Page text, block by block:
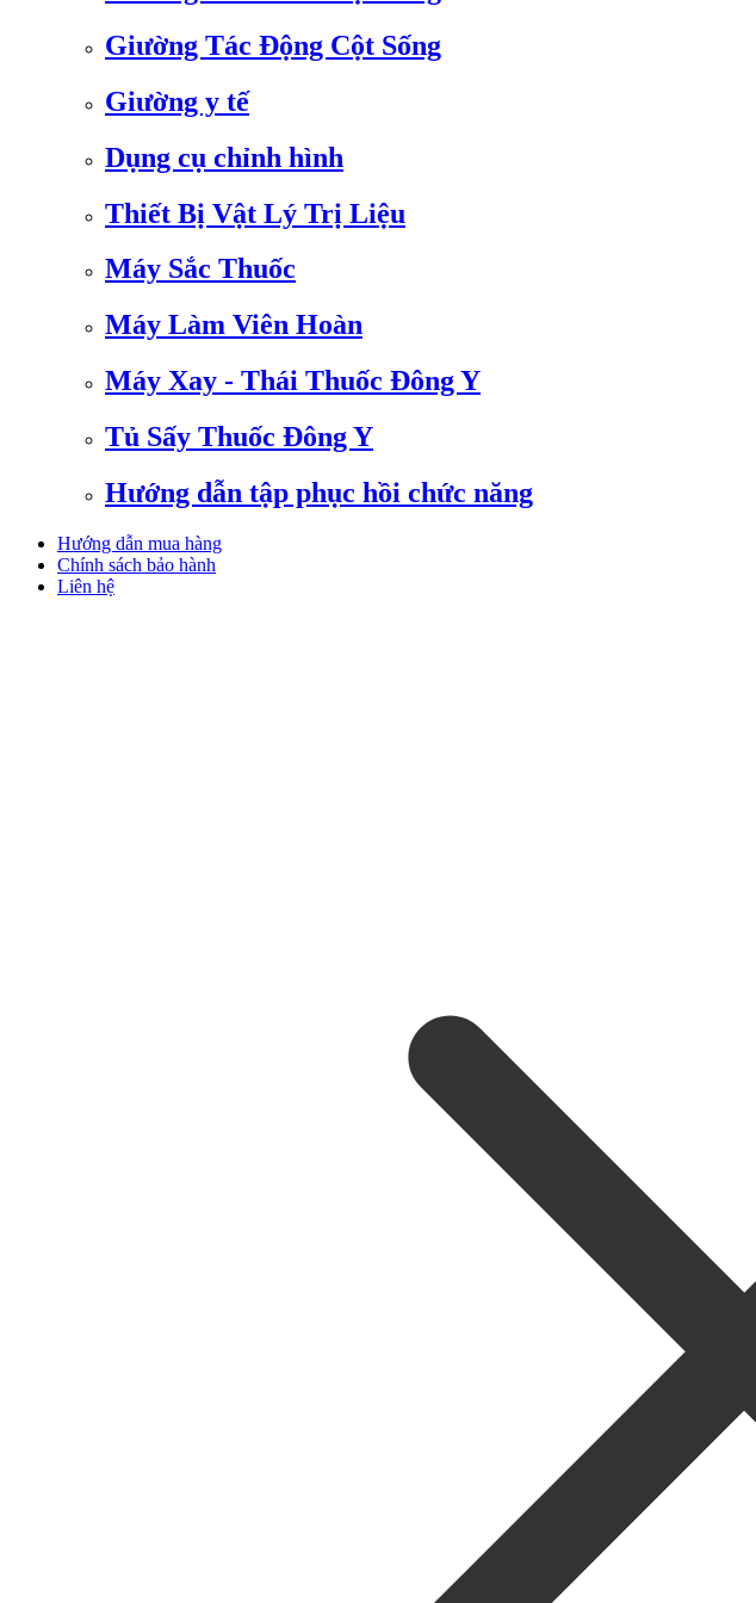
Giường Tác Động Cột Sống
Giường y tế
Dụng cụ chỉnh hình
Thiết Bị Vật Lý Trị Liệu
Máy Sắc Thuốc
Máy Làm Viên Hoàn
Máy Xay - Thái Thuốc Đông Y
Tủ Sấy Thuốc Đông Y
Hướng dẫn tập phục hồi chức năng
Hướng dẫn mua hàng
Chính sách bảo hành
Liên hệ